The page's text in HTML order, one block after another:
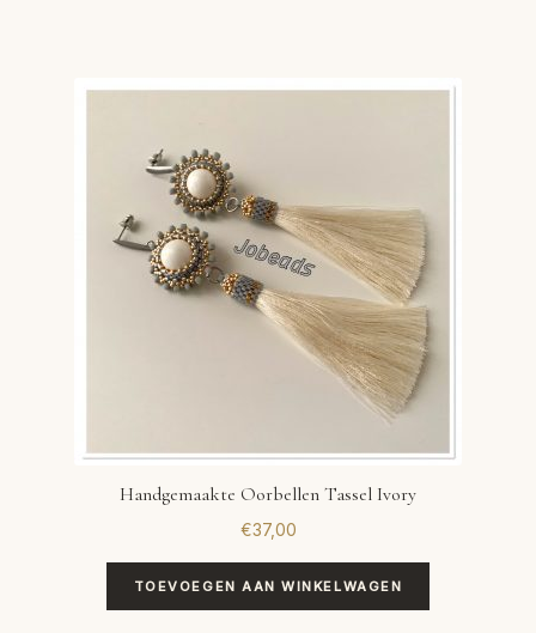
Handgemaakte Oorbellen Tassel Ivory
€37,00
TOEVOEGEN AAN WINKELWAGEN